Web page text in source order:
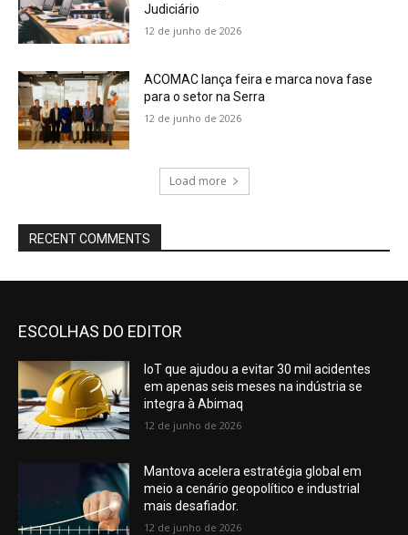
Judiciário
12 de junho de 2026
ACOMAC lança feira e marca nova fase
para o setor na Serra
12 de junho de 2026
Load more
RECENT COMMENTS
ESCOLHAS DO EDITOR
IoT que ajudou a evitar 30 mil acidentes
em apenas seis meses na indústria se
integra à Abimaq
12 de junho de 2026
Mantova acelera estratégia global em
meio a cenário geopolítico e industrial
mais desafiador.
12 de junho de 2026